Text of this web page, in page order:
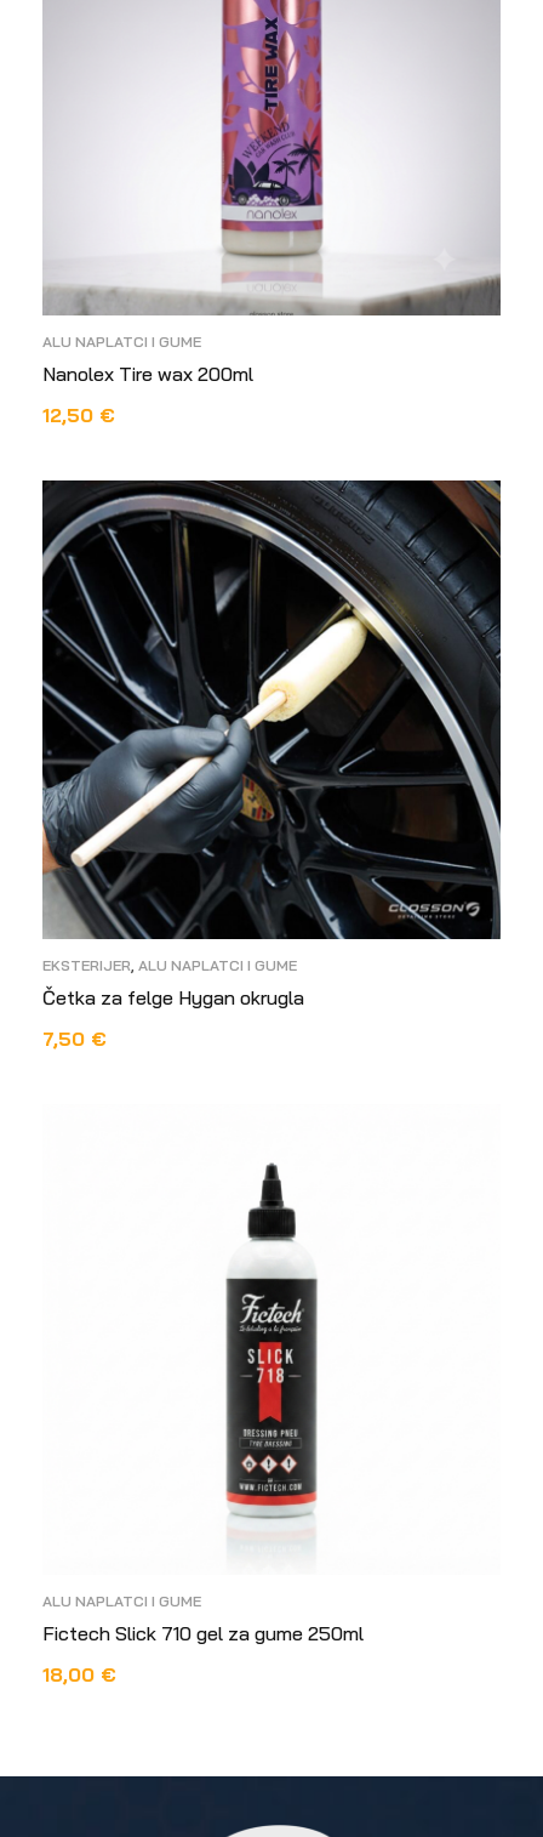
ALU NAPLATCI I GUME
Nanolex Tire wax 200ml
12,50 €
EKSTERIJER, ALU NAPLATCI I GUME
Četka za felge Hygan okrugla
7,50 €
ALU NAPLATCI I GUME
Fictech Slick 710 gel za gume 250ml
18,00 €